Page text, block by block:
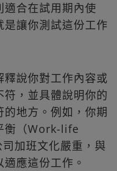
合在試用期內使
讓你測試這份工作
說你對工作內容或
，並具體說明你的
地方。例如，你期
衡（Work-life
加班文化嚴重，與
應這份工作。